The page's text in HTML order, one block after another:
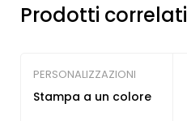
Prodotti correlati
PERSONALIZZAZIONI
Stampa a un colore